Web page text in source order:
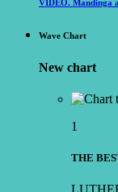
VIDEO. Mandinga
Wave Chart
New chart
1
THE